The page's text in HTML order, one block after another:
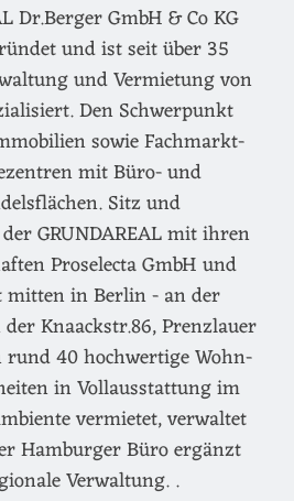
Dr.Berger GmbH & Co KG
und ist seit über 35
und Vermietung von
Den Schwerpunkt
sowie Fachmarkt-
mit Büro- und
Sitz und
GRUNDAREAL mit ihren
Proselecta GmbH und
mitten in Berlin - an der
Knaackstr.86, Prenzlauer
40 hochwertige Wohn-
in Vollausstattung im
vermietet, verwaltet
Hamburger Büro ergänzt
Verwaltung. .